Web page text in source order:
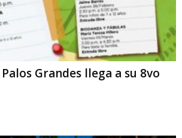
Grandes llega a su 8vo